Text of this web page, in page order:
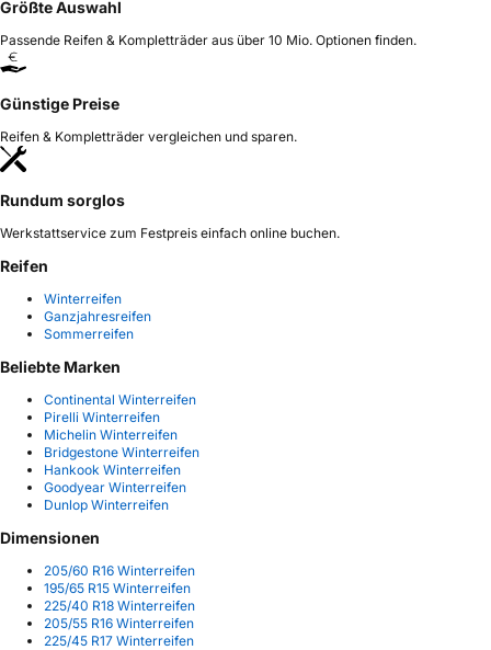
Größte Auswahl
Passende Reifen & Kompletträder aus über 10 Mio. Optionen finden.
Günstige Preise
Reifen & Kompletträder vergleichen und sparen.
Rundum sorglos
Werkstattservice zum Festpreis einfach online buchen.
Reifen
Winterreifen
Ganzjahresreifen
Sommerreifen
Beliebte Marken
Continental Winterreifen
Pirelli Winterreifen
Michelin Winterreifen
Bridgestone Winterreifen
Hankook Winterreifen
Goodyear Winterreifen
Dunlop Winterreifen
Dimensionen
205/60 R16 Winterreifen
195/65 R15 Winterreifen
225/40 R18 Winterreifen
205/55 R16 Winterreifen
225/45 R17 Winterreifen